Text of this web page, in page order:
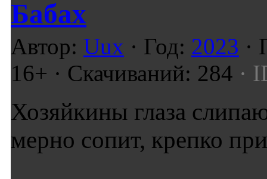
Бабах
Автор: Uux · Год: 2023 ·
16+ · Скачиваний: 284 ·
Хозяйкины глаза
мерно сопит, крепко